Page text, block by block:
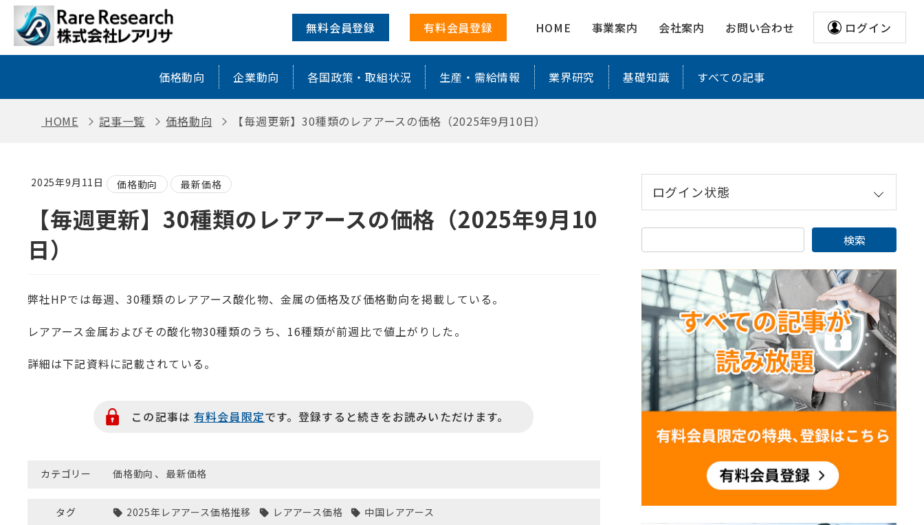
【毎週更新】30種類のレアアースの価格（2025年9月10日） ｜ 株式会社レアリサ
無料会員登録 有料会員登録 HOME 事業案内 会社案内 お問い合わせ ログイン
価格動向 企業動向 各国政策・取組状況 生産・需給情報 業界研究 基礎知識 すべての記事
HOME 記事一覧 価格動向 【毎週更新】30種類のレアアースの価格（2025年9月10日）
2025年9月11日 価格動向 最新価格
【毎週更新】30種類のレアアースの価格（2025年9月10
日）
弊社HPでは毎週、30種類のレアアース酸化物、金属の価格及び価格動向を掲載している。
レアアース金属およびその酸化物30種類のうち、16種類が前週比で値上がりした。
詳細は下記資料に記載されている。
この記事は有料会員限定です。登録すると続きをお読みいただけます。
カテゴリー 価格動向 、 最新価格
タグ 2025年レアアース価格推移 レアアース価格 中国レアアース
ログイン状態